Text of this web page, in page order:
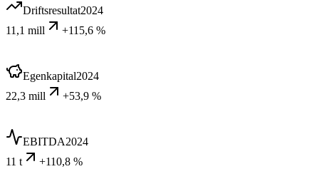
Driftsresultat2024
11,1 mill
+115,6 %
Egenkapital2024
22,3 mill
+53,9 %
EBITDA2024
11 t
+110,8 %